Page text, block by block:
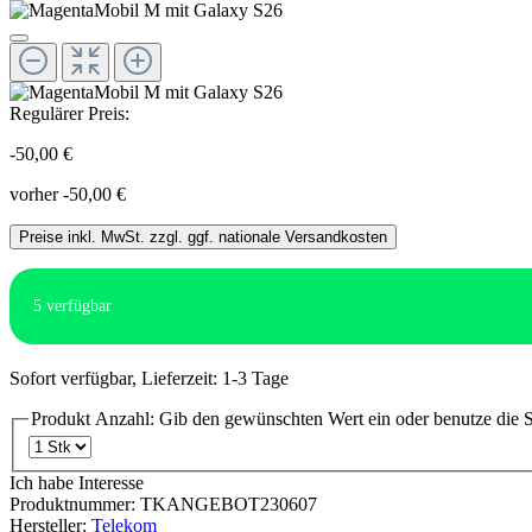
Regulärer Preis:
-50,00 €
vorher -50,00 €
Preise inkl. MwSt. zzgl. ggf. nationale Versandkosten
5 verfügbar
Sofort verfügbar, Lieferzeit: 1-3 Tage
Produkt Anzahl: Gib den gewünschten Wert ein oder benutze die
Ich habe Interesse
Produktnummer: TKANGEBOT230607
Hersteller: Telekom